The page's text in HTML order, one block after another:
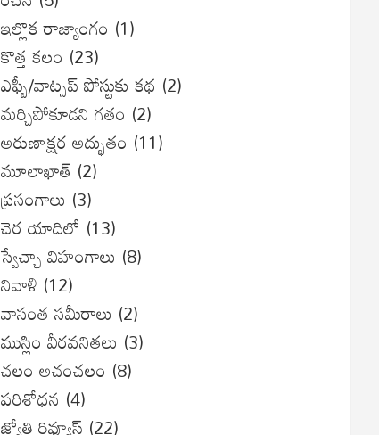
ఇల్లొక రాజ్యాంగం (1)
కొత్త కలం (23)
ఎఫ్బీ/వాట్సప్ పోస్టుకు కథ (2)
మర్చిపోకూడని గతం (2)
అరుణాక్షర అద్భుతం (11)
మూలాఖాత్ (2)
ప్రసంగాలు (3)
చెర యాదిలో (13)
స్వేచ్ఛా విహంగాలు (8)
నివాళి (12)
వాసంత సమీరాలు (2)
ముస్లిం వీరవనితలు (3)
చలం అచంచలం (8)
ప‌రిశోధ‌న‌ (4)
జ్యోతి రివ్యూస్ (22)